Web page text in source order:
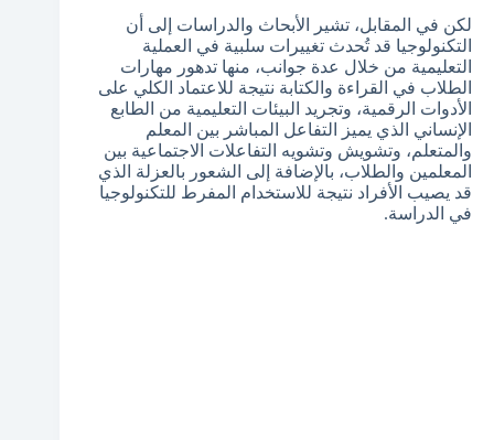
لكن في المقابل، تشير الأبحاث والدراسات إلى أن
التكنولوجيا قد تُحدث تغييرات سلبية في العملية
التعليمية من خلال عدة جوانب، منها تدهور مهارات
الطلاب في القراءة والكتابة نتيجة للاعتماد الكلي على
الأدوات الرقمية، وتجريد البيئات التعليمية من الطابع
الإنساني الذي يميز التفاعل المباشر بين المعلم
والمتعلم، وتشويش وتشويه التفاعلات الاجتماعية بين
المعلمين والطلاب، بالإضافة إلى الشعور بالعزلة الذي
قد يصيب الأفراد نتيجة للاستخدام المفرط للتكنولوجيا
في الدراسة.